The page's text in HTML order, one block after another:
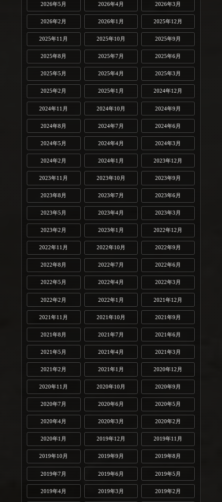
2026年5月 2026年4月 2026年3月
2026年2月 2026年1月 2025年12月
2025年11月 2025年10月 2025年9月
2025年8月 2025年7月 2025年6月
2025年5月 2025年4月 2025年3月
2025年2月 2025年1月 2024年12月
2024年11月 2024年10月 2024年9月
2024年8月 2024年7月 2024年6月
2024年5月 2024年4月 2024年3月
2024年2月 2024年1月 2023年12月
2023年11月 2023年10月 2023年9月
2023年8月 2023年7月 2023年6月
2023年5月 2023年4月 2023年3月
2023年2月 2023年1月 2022年12月
2022年11月 2022年10月 2022年9月
2022年8月 2022年7月 2022年6月
2022年5月 2022年4月 2022年3月
2022年2月 2022年1月 2021年12月
2021年11月 2021年10月 2021年9月
2021年8月 2021年7月 2021年6月
2021年5月 2021年4月 2021年3月
2021年2月 2021年1月 2020年12月
2020年11月 2020年10月 2020年9月
2020年7月 2020年6月 2020年5月
2020年4月 2020年3月 2020年2月
2020年1月 2019年12月 2019年11月
2019年10月 2019年9月 2019年8月
2019年7月 2019年6月 2019年5月
2019年4月 2019年3月 2019年2月